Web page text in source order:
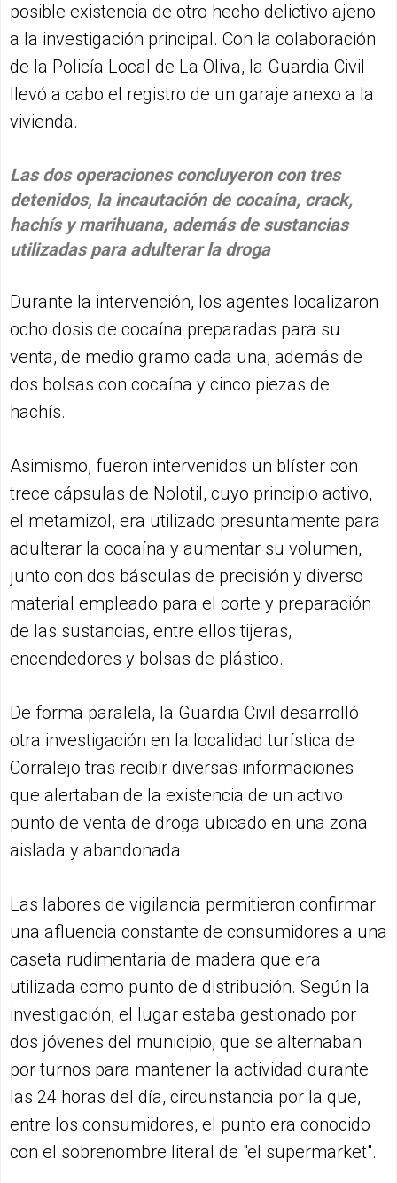
posible existencia de otro hecho delictivo ajeno
a la investigación principal. Con la colaboración
de la Policía Local de La Oliva, la Guardia Civil
llevó a cabo el registro de un garaje anexo a la
vivienda.
Las dos operaciones concluyeron con tres
detenidos, la incautación de cocaína, crack,
hachís y marihuana, además de sustancias
utilizadas para adulterar la droga
Durante la intervención, los agentes localizaron
ocho dosis de cocaína preparadas para su
venta, de medio gramo cada una, además de
dos bolsas con cocaína y cinco piezas de
hachís.
Asimismo, fueron intervenidos un blíster con
trece cápsulas de Nolotil, cuyo principio activo,
el metamizol, era utilizado presuntamente para
adulterar la cocaína y aumentar su volumen,
junto con dos básculas de precisión y diverso
material empleado para el corte y preparación
de las sustancias, entre ellos tijeras,
encendedores y bolsas de plástico.
De forma paralela, la Guardia Civil desarrolló
otra investigación en la localidad turística de
Corralejo tras recibir diversas informaciones
que alertaban de la existencia de un activo
punto de venta de droga ubicado en una zona
aislada y abandonada.
Las labores de vigilancia permitieron confirmar
una afluencia constante de consumidores a una
caseta rudimentaria de madera que era
utilizada como punto de distribución. Según la
investigación, el lugar estaba gestionado por
dos jóvenes del municipio, que se alternaban
por turnos para mantener la actividad durante
las 24 horas del día, circunstancia por la que,
entre los consumidores, el punto era conocido
con el sobrenombre literal de "el supermarket".